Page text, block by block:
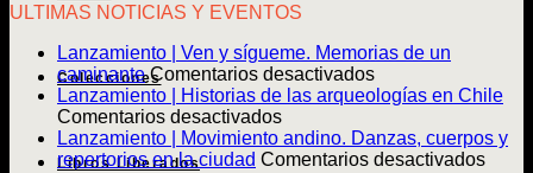
Colecciones
Libros Liberados
ULTIMAS NOTICIAS Y EVENTOS
Lanzamiento | Ven y sígueme. Memorias de un
caminante Comentarios desactivadosen
Lanzamiento
Ven
y
Lanzamiento | Historias de las arqueologías en Chile
Comentarios desactivadosen
Lanzamiento
|
Lanzamiento | Movimiento andino. Danzas, cuerpos y
repertorios en la ciudad Comentarios desactivadosen